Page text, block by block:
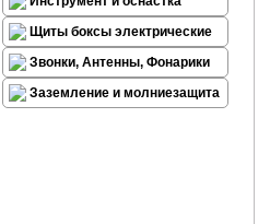
Щиты боксы электрические
Звонки, Антенны, Фонарики
Заземление и молниезащита